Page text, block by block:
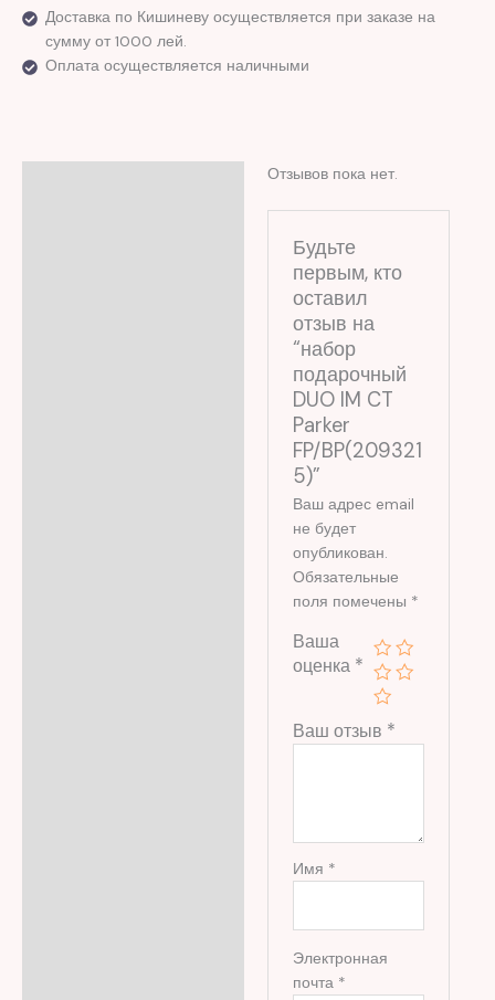
Доставка по Кишиневу осуществляется при заказе на
сумму от 1000 лей.
Оплата осуществляется наличными
Отзывов пока нет.
Будьте
первым, кто
оставил
отзыв на
“набор
подарочный
DUO IM CT
Parker
FP/BP(209321
5)”
Ваш адрес email
не будет
опубликован.
Обязательные
поля помечены *
Ваша
оценка *
Ваш отзыв *
Имя *
Электронная
почта *